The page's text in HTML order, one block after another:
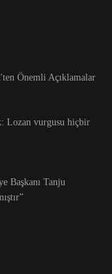
Önemli Açıklamalar
Lozan vurgusu hiçbir
Başkanı Tanju